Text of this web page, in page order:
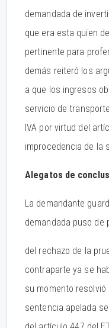
demandada de
que era esta quien
pertinente para
demás reiteró los
a que los ingresos
servicio de
IVA por virtud del
improcedencia de la
Alegatos de
La demandante
demandada puso de
del rechazo de la
contraparte ya se
su momento resolvió
sentencia apelada